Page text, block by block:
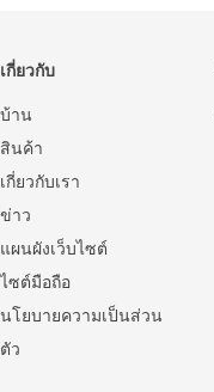
เกี่ยวกับ
บ้าน
สินค้า
เกี่ยวกับเรา
ข่าว
แผนผังเว็บไซต์
ไซต์มือถือ
นโยบายความเป็นส่วน
ตัว